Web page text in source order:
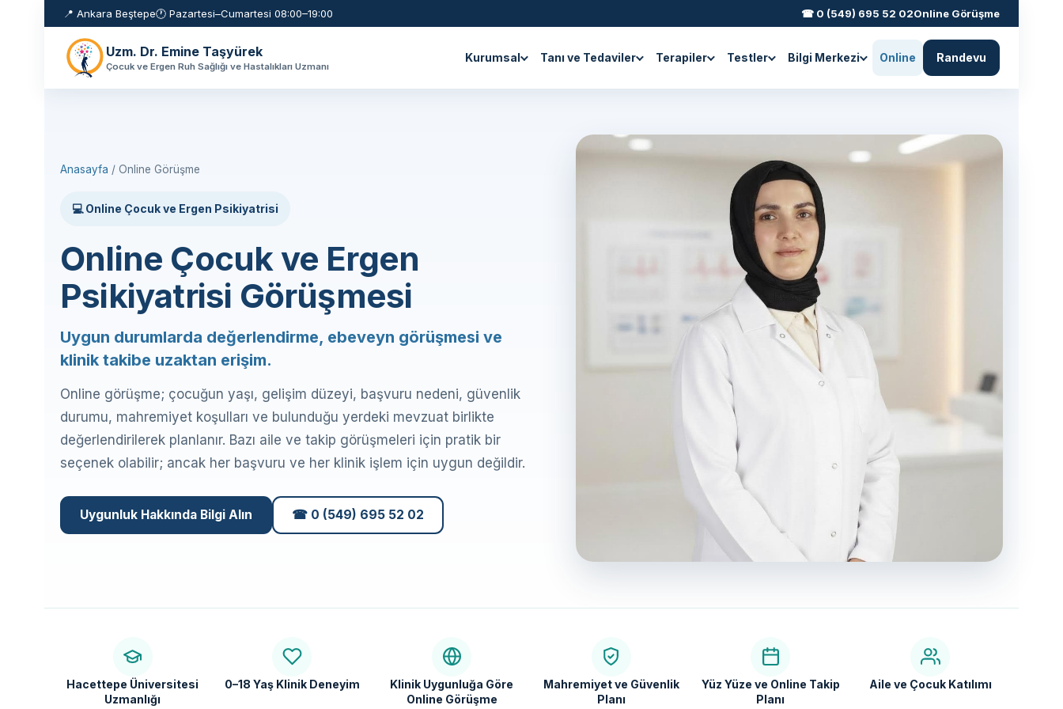
📍 Ankara Beştepe🕐 Pazartesi–Cumartesi 08:00–19:00 ☎ 0 (549) 695 52 02Online Görüşme
Uzm. Dr. Emine Taşyürek
Çocuk ve Ergen Ruh Sağlığı ve Hastalıkları Uzmanı
Kurumsal Tanı ve Tedaviler Terapiler Testler Bilgi Merkezi Online Randevu
Anasayfa / Online Görüşme
💻 Online Çocuk ve Ergen Psikiyatrisi
Online Çocuk ve Ergen
Psikiyatrisi Görüşmesi
Uygun durumlarda değerlendirme, ebeveyn görüşmesi ve
klinik takibe uzaktan erişim.
Online görüşme; çocuğun yaşı, gelişim düzeyi, başvuru nedeni, güvenlik
durumu, mahremiyet koşulları ve bulunduğu yerdeki mevzuat birlikte
değerlendirilerek planlanır. Bazı aile ve takip görüşmeleri için pratik bir
seçenek olabilir; ancak her başvuru ve her klinik işlem için uygun değildir.
Uygunluk Hakkında Bilgi Alın ☎ 0 (549) 695 52 02
Hacettepe Üniversitesi
Uzmanlığı
0–18 Yaş Klinik Deneyim
Klinik Uygunluğa Göre
Online Görüşme
Mahremiyet ve Güvenlik
Planı
Yüz Yüze ve Online Takip
Planı
Aile ve Çocuk Katılımı